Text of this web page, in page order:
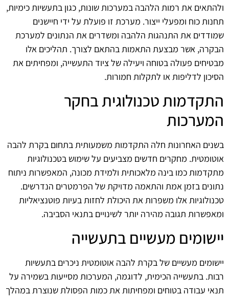
ולהתאים את רמות הלהבה במערכות שונות, כגון בתעשיות כימיות,
תחנות כוח ומפעלי ייצור. מערכת זו פועלת על ידי חיישנים
שמודדים את התנהגות הלהבה ומשדרים את הנתונים למערכת
הבקרה, אשר מבצעת התאמות בהתאם לצורך. תהליכים אלו
מבטיחים פעולה בטוחה ויעילה של ציוד התעשייה, ומפחיתים את
הסיכון לדליפות או לתקלות חמורות.
התקדמות טכנולוגית בחקר
המערכות
בשנים האחרונות חלה התקדמות משמעותית בתחום בקרת להבה
אוטומטית. מחקרים חדשים מצביעים על שימוש בטכנולוגיות
מתקדמות כמו בינה מלאכותית ולמידת מכונה, המאפשרות ניתוח
נתונים בזמן אמת והתאמה מדויקת של הפרמטרים הנדרשים.
טכנולוגיות אלו משפרות את היכולת לחזות בעיות פוטנציאליות
ומאפשרות תגובה מהירה יותר לשינויים בתנאי הסביבה.
יישומים מעשיים בתעשייה
יישומים מעשיים של בקרת להבה אוטומטית ניכרים בתעשיות
רבות. בתעשייה הכימית, לדוגמה, המערכות מסייעות בשמירה על
תנאי עבודה בטוחים ומפחיתות את כמות הפסולת שנוצרת במהלך